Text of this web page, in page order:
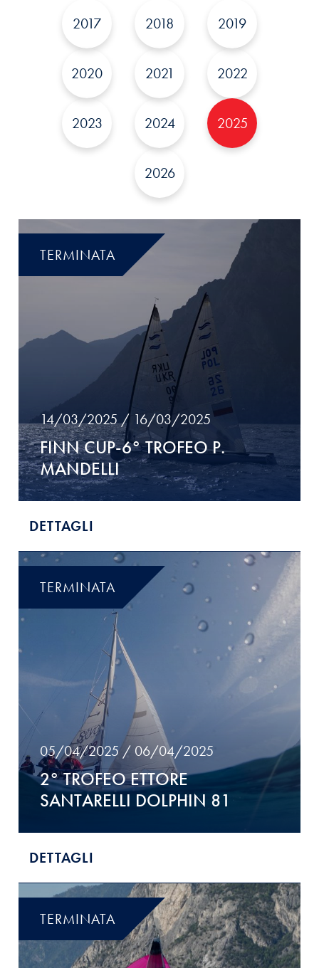
2017 2018 2019
2020 2021 2022
2023 2024 2025
2026
TERMINATA
14/03/2025 / 16/03/2025
FINN CUP-6° TROFEO P.
MANDELLI
DETTAGLI
TERMINATA
05/04/2025 / 06/04/2025
2° TROFEO ETTORE
SANTARELLI DOLPHIN 81
DETTAGLI
TERMINATA